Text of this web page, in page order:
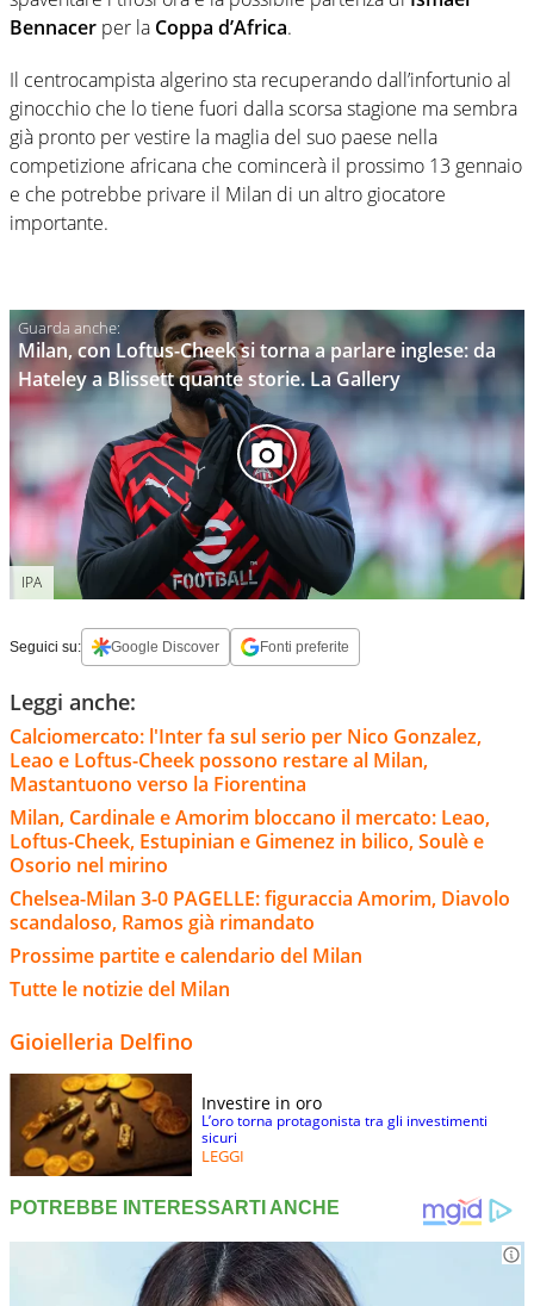
Bennacer per la Coppa d’Africa.
Il centrocampista algerino sta recuperando dall’infortunio al
ginocchio che lo tiene fuori dalla scorsa stagione ma sembra
già pronto per vestire la maglia del suo paese nella
competizione africana che comincerà il prossimo 13 gennaio
e che potrebbe privare il Milan di un altro giocatore
importante.
Milan, con Loftus-Cheek si torna a parlare inglese: da
Hateley a Blissett quante storie. La Gallery
IPA
Seguici su: Google Discover Fonti preferite
Leggi anche:
Calciomercato: l'Inter fa sul serio per Nico Gonzalez,
Leao e Loftus-Cheek possono restare al Milan,
Mastantuono verso la Fiorentina
Milan, Cardinale e Amorim bloccano il mercato: Leao,
Loftus-Cheek, Estupinian e Gimenez in bilico, Soulè e
Osorio nel mirino
Chelsea-Milan 3-0 PAGELLE: figuraccia Amorim, Diavolo
scandaloso, Ramos già rimandato
Prossime partite e calendario del Milan
Tutte le notizie del Milan
Gioielleria Delfino
Investire in oro
L’oro torna protagonista tra gli investimenti
sicuri
LEGGI